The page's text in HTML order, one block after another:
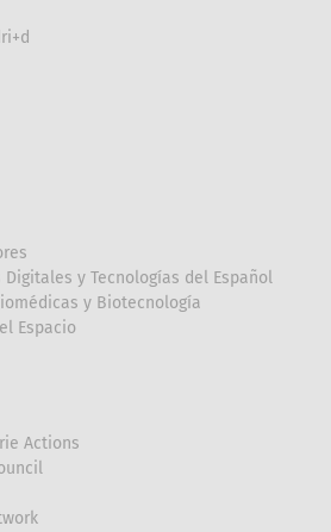
Digitales y Tecnologías del Español
y Biotecnología
Espacio
Actions